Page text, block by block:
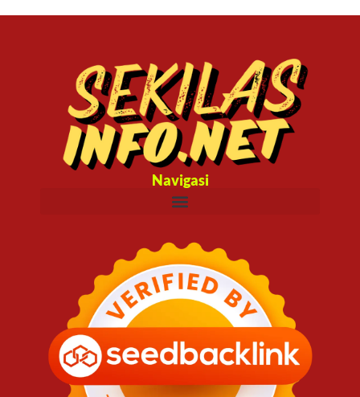
Navigasi